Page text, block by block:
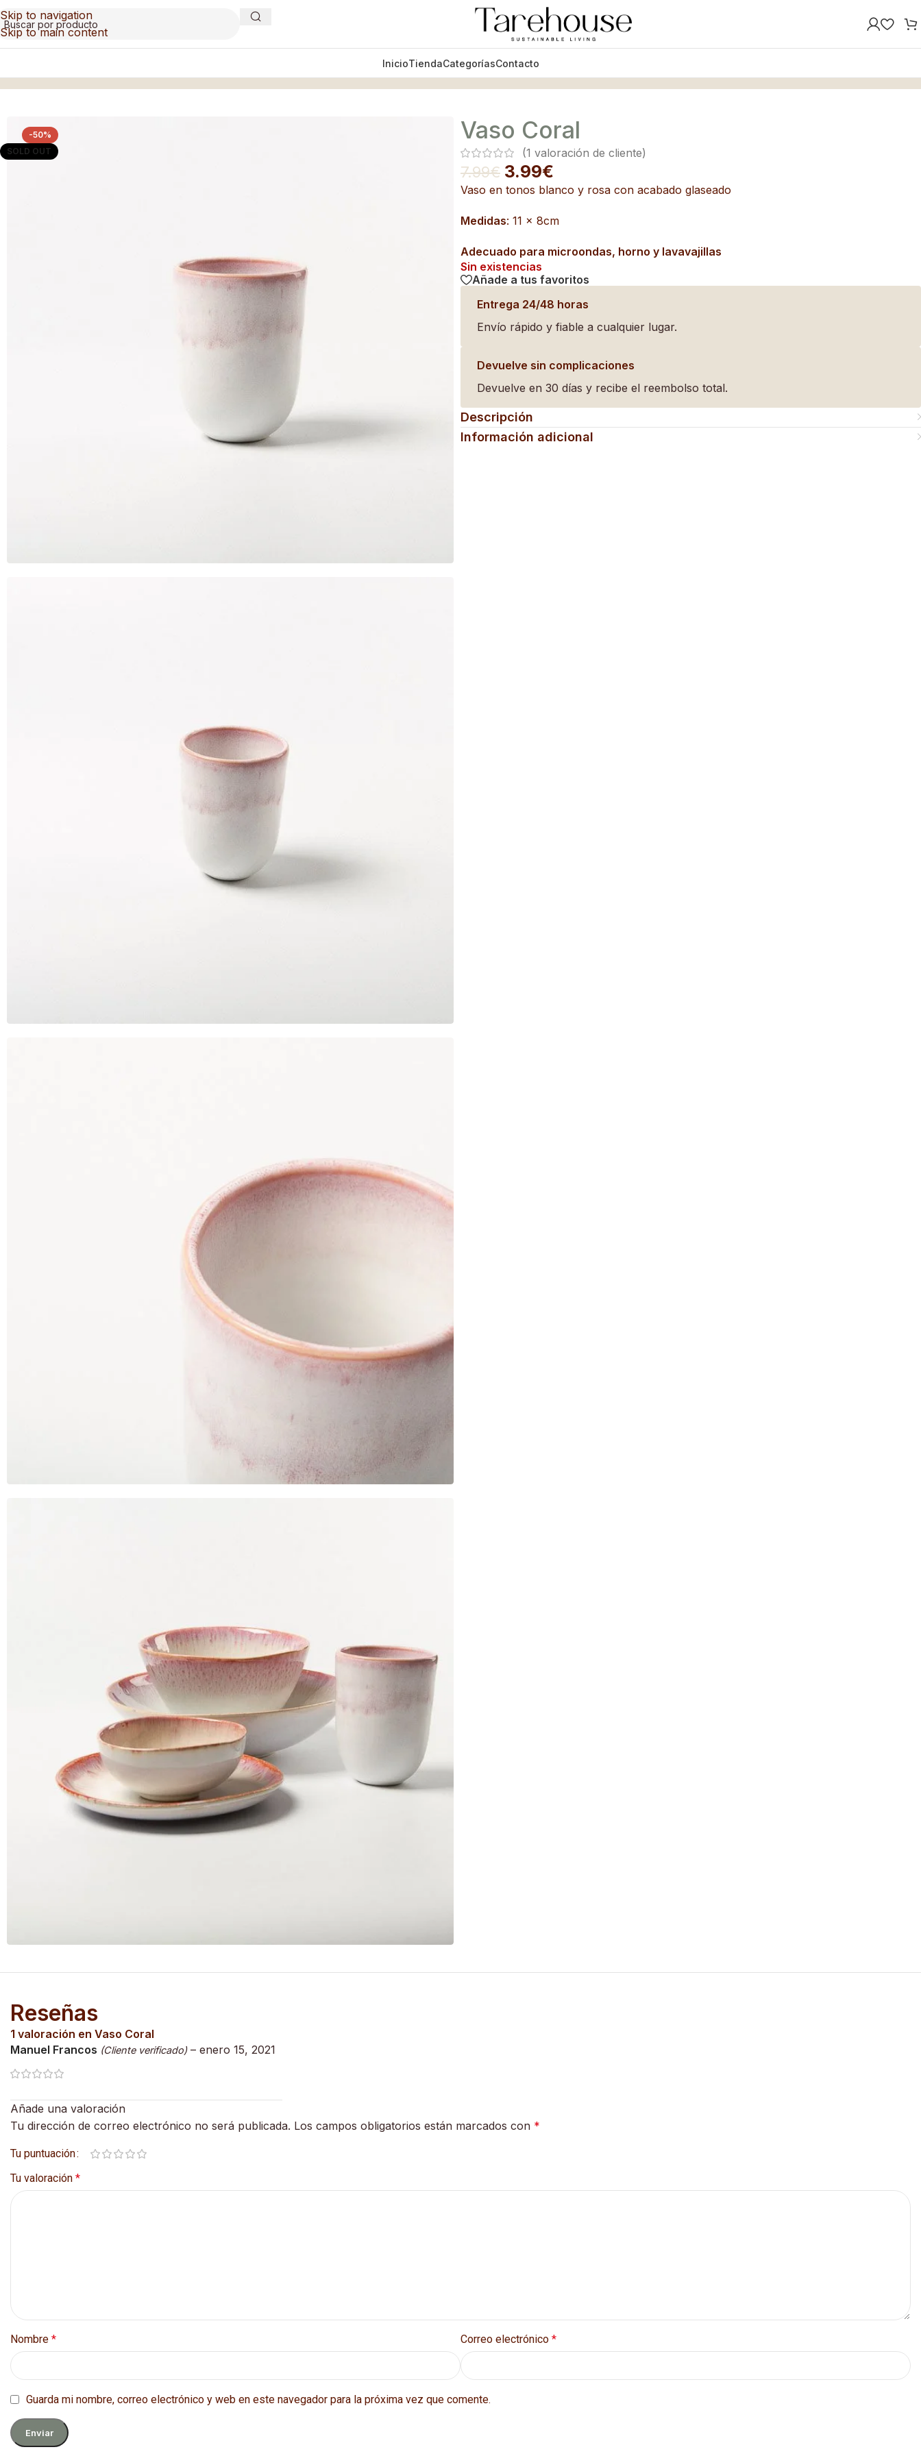
Skip to navigation
Skip to main content
InicioTiendaCategoríasContacto
-50%
SOLD OUT
Vaso Coral
(1 valoración de cliente)
7.99€ 3.99€
Vaso en tonos blanco y rosa con acabado glaseado
Medidas: 11 x 8cm
Adecuado para microondas, horno y lavavajillas
Sin existencias
Añade a tus favoritos
Entrega 24/48 horas
Envío rápido y fiable a cualquier lugar.
Devuelve sin complicaciones
Devuelve en 30 días y recibe el reembolso total.
Descripción
Información adicional
Reseñas
1 valoración en Vaso Coral
Manuel Francos (Cliente verificado) – enero 15, 2021
Añade una valoración
Tu dirección de correo electrónico no será publicada. Los campos obligatorios están marcados con *
Tu puntuación
Tu valoración *
Nombre * Correo electrónico *
Guarda mi nombre, correo electrónico y web en este navegador para la próxima vez que comente.